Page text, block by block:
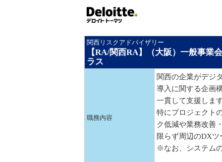
関西リスクアドバイザリー
【RA/関西RA】（大阪）一般事
ラス
職務内容
関西の企業がデジ
導入に関する企画
一貫して支援しま
特にプロジェクト
ク低減や業務改善
限らず周辺のDX
※なお、システム